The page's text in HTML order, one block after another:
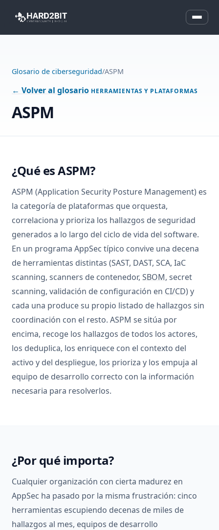
Glosario de ciberseguridad/ASPM
← Volver al glosario HERRAMIENTAS Y PLATAFORMAS
ASPM
¿Qué es ASPM?
ASPM (Application Security Posture Management) es
la categoría de plataformas que orquesta,
correlaciona y prioriza los hallazgos de seguridad
generados a lo largo del ciclo de vida del software.
En un programa AppSec típico convive una decena
de herramientas distintas (SAST, DAST, SCA, IaC
scanning, scanners de contenedor, SBOM, secret
scanning, validación de configuración en CI/CD) y
cada una produce su propio listado de hallazgos sin
coordinación con el resto. ASPM se sitúa por
encima, recoge los hallazgos de todos los actores,
los deduplica, los enriquece con el contexto del
activo y del despliegue, los prioriza y los empuja al
equipo de desarrollo correcto con la información
necesaria para resolverlos.
¿Por qué importa?
Cualquier organización con cierta madurez en
AppSec ha pasado por la misma frustración: cinco
herramientas escupiendo decenas de miles de
hallazgos al mes, equipos de desarrollo